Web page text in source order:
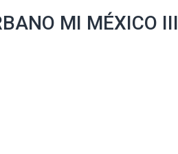
MI MÉXICO III